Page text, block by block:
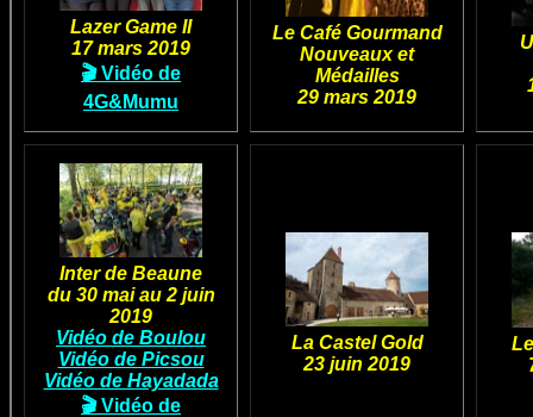
Lazer Game II
17 mars 2019
🎬 Vidéo de
4G&Mumu
Le Café Gourmand
Nouveaux et
Médailles
29 mars 2019
Inter de Beaune
du 30 mai au 2 juin
2019
Vidéo de Boulou
Vidéo de Picsou
Vidéo de Hayadada
🎬 Vidéo de
La Castel Gold
23 juin 2019